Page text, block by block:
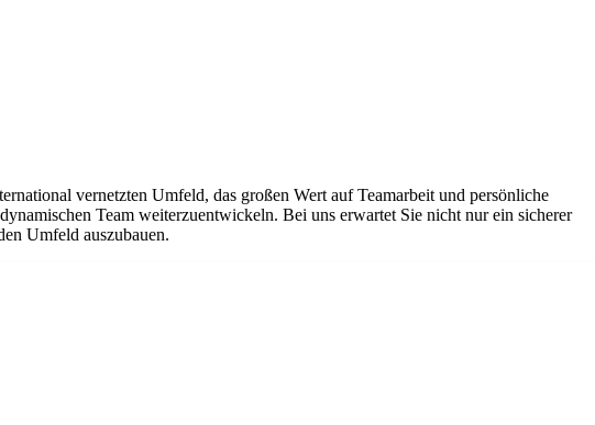
vernetzten Umfeld, das großen Wert auf Teamarbeit und persönliche
Team weiterzuentwickeln. Bei uns erwartet Sie nicht nur ein sicherer
Umfeld auszubauen.